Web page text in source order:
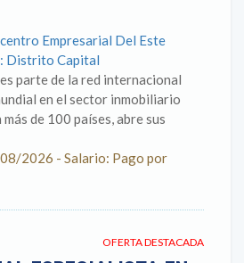
Empresarial Del Este
Distrito Capital
parte de la red internacional
en el sector inmobiliario
de 100 países, abre sus
2026 - Salario: Pago por
OFERTA DESTACADA